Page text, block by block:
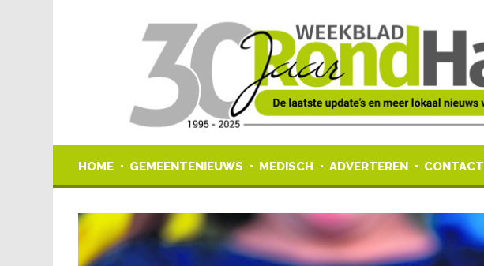
HOME GEMEENTENIEUWS MEDISCH ADVERTEREN CONTACT